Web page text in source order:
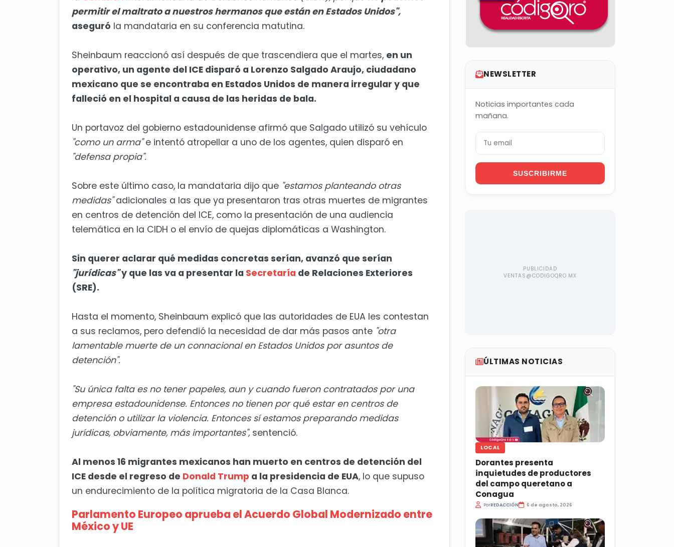
permitir el maltrato a nuestros hermanos que están en Estados Unidos",
aseguró la mandataria en su conferencia matutina.
Sheinbaum reaccionó así después de que trascendiera que el martes, en un
operativo, un agente del ICE disparó a Lorenzo Salgado Araujo, ciudadano
mexicano que se encontraba en Estados Unidos de manera irregular y que
falleció en el hospital a causa de las heridas de bala.
Un portavoz del gobierno estadounidense afirmó que Salgado utilizó su vehículo
"como un arma"e intentó atropellar a uno de los agentes, quien disparó en
"defensa propia".
Sobre este último caso, la mandataria dijo que "estamos planteando otras
medidas"adicionales a las que ya presentaron tras otras muertes de migrantes
en centros de detención del ICE, como la presentación de una audiencia
telemática en la CIDH o el envío de quejas diplomáticas a Washington.
Sin querer aclarar qué medidas concretas serían, avanzó que serían
"jurídicas"y que las va a presentar la Secretaría de Relaciones Exteriores
(SRE).
Hasta el momento, Sheinbaum explicó que las autoridades de EUA les contestan
a sus reclamos, pero defendió la necesidad de dar más pasos ante "otra
lamentable muerte de un connacional en Estados Unidos por asuntos de
detención".
"Su única falta es no tener papeles, aun y cuando fueron contratados por una
empresa estadounidense. Entonces no tienen por qué estar en centros de
detención o utilizar la violencia. Entonces sí estamos preparando medidas
jurídicas, obviamente, más importantes",sentenció.
Al menos 16 migrantes mexicanos han muerto en centros de detención del
ICE desde el regreso de Donald Trump a la presidencia de EUA, lo que supuso
un endurecimiento de la política migratoria de la Casa Blanca.
Parlamento Europeo aprueba el Acuerdo Global Modernizado entre
México y UE
NEWSLETTER
Noticias importantes cada
mañana.
SUSCRIBIRME
ÚLTIMAS NOTICIAS
LOCAL
Dorantes presenta
inquietudes de productores
del campo queretano a
Conagua
PorREDACCIÓN 6 de agosto, 2026